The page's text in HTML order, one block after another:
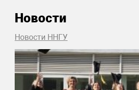
Новости
Новости ННГУ